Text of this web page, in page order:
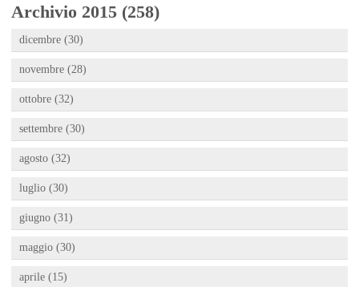
Archivio 2015 (258)
dicembre (30)
novembre (28)
ottobre (32)
settembre (30)
agosto (32)
luglio (30)
giugno (31)
maggio (30)
aprile (15)